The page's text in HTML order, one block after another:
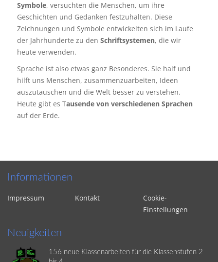
Symbole, versuchten die Menschen, um ihre
Geschichten und Gedanken festzuhalten. Diese
Zeichnungen und Symbole entwickelten sich im Laufe
der Jahrhunderte zu den Schriftsystemen, die wir
heute verwenden.
Sprache ist also etwas ganz Besonderes. Sie half und
hilft uns Menschen, zusammenzuarbeiten, Ideen
auszutauschen und die Welt besser zu verstehen.
Heute gibt es Tausende von verschiedenen Sprachen
auf der Erde.
Informationen
Impressum Kontakt
Cookie-
Einstellungen
Neuigkeiten
156 neue Klassenarbeiten für die Klassenstufen 2